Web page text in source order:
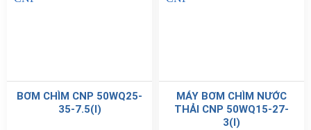
BƠM CHÌM CNP 50WQ25-
35-7.5(I)
MÁY BƠM CHÌM NƯỚC
THẢI CNP 50WQ15-27-
3(I)